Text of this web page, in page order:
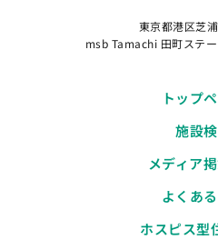
東京都港区芝
msb Tamachi 田町ステ
トップ
施設
メディア
よくあ
ホスピス型